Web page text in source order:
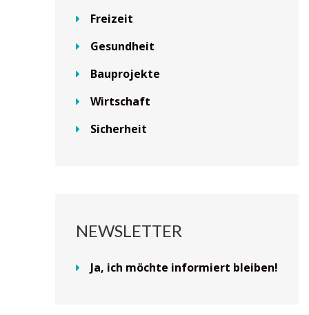
Freizeit
Gesundheit
Bauprojekte
Wirtschaft
Sicherheit
NEWSLETTER
Ja, ich möchte informiert bleiben!